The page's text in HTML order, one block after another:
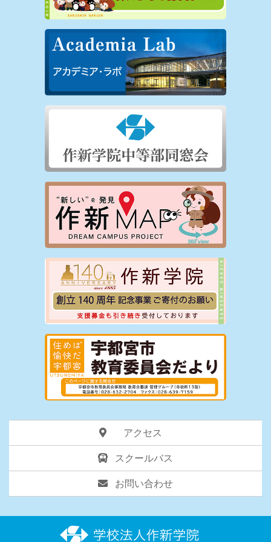
アクセス
スクールバス
お問い合わせ